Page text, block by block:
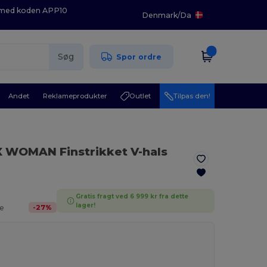
koden APP10
Denmark/Da
Søg Spor ordre
Andet Reklameprodukter Outlet Tilpas den!
WOMAN Finstrikket V-hals
-27%
Gratis fragt ved 6 999 kr fra dette
lager!